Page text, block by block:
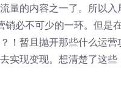
量的内容之一了。所以入
必不可少的一环。但是
！暂且抛开那些什么运营
实现变现。想清楚了这些